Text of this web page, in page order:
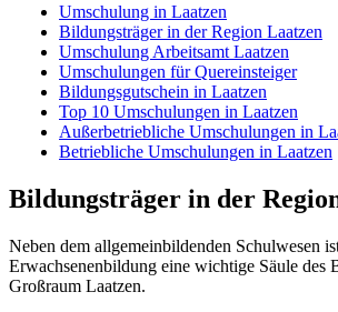
Umschulung in Laatzen
Bildungsträger in der Region Laatzen
Umschulung Arbeitsamt Laatzen
Umschulungen für Quereinsteiger
Bildungsgutschein in Laatzen
Top 10 Umschulungen in Laatzen
Außerbetriebliche Umschulungen in
Betriebliche Umschulungen in Laatzen
Bildungsträger in der
Neben dem allgemeinbildenden Schulwesen
Erwachsenenbildung eine wichtige Säule des
Großraum Laatzen.